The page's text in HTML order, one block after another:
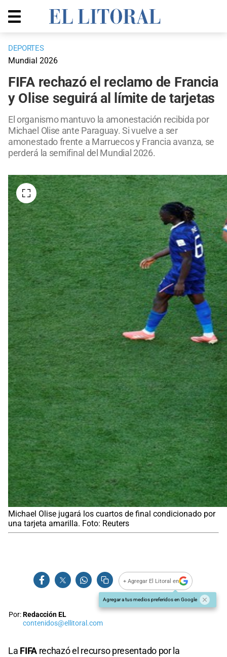
DEPORTES
Mundial 2026
FIFA rechazó el reclamo de Francia
y Olise seguirá al límite de tarjetas
El organismo mantuvo la amonestación recibida por
Michael Olise ante Paraguay. Si vuelve a ser
amonestado frente a Marruecos y Francia avanza, se
perderá la semifinal del Mundial 2026.
Michael Olise jugará los cuartos de final condicionado por
una tarjeta amarilla. Foto: Reuters
+ Agregar El Litoral en
Agregar a tus medios preferidos en Google
Por:Redacción EL
contenidos@ellitoral.com
La FIFA rechazó el recurso presentado por la